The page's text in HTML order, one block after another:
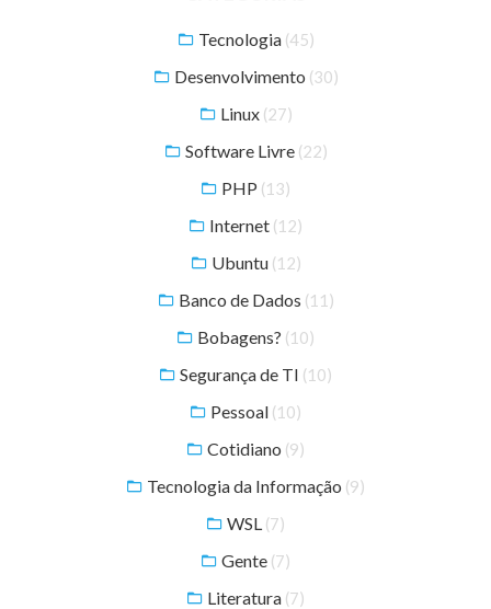
Tecnologia (45)
Desenvolvimento (30)
Linux (27)
Software Livre (22)
PHP (13)
Internet (12)
Ubuntu (12)
Banco de Dados (11)
Bobagens? (10)
Segurança de TI (10)
Pessoal (10)
Cotidiano (9)
Tecnologia da Informação (9)
WSL (7)
Gente (7)
Literatura (7)